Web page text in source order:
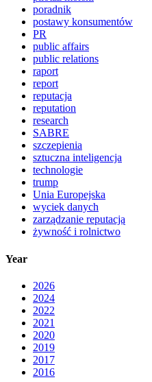
poradnik
postawy konsumentów
PR
public affairs
public relations
raport
report
reputacja
reputation
research
SABRE
szczepienia
sztuczna inteligencja
technologie
trump
Unia Europejska
wyciek danych
zarządzanie reputacją
żywność i rolnictwo
Year
2026
2024
2022
2021
2020
2019
2017
2016